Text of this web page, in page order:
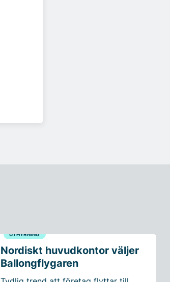
UTHYRNING
Nordiskt huvudkontor väljer
Ballongflygaren